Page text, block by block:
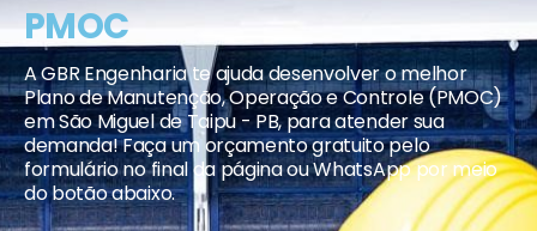
PMOC
A GBR Engenharia te ajuda desenvolver o melhor
Plano de Manutenção, Operação e Controle (PMOC)
em São Miguel de Taipu - PB, para atender sua
demanda! Faça um orçamento gratuito pelo
formulário no final da página ou WhatsApp por meio
do botão abaixo.